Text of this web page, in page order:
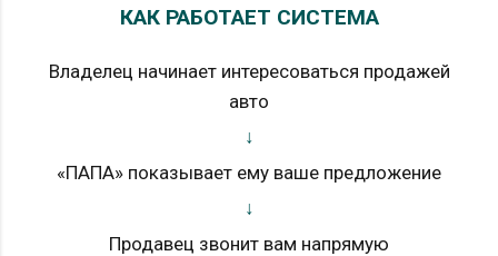
КАК РАБОТАЕТ СИСТЕМА
Владелец начинает интересоваться продажей
авто
↓
«ПАПА» показывает ему ваше предложение
↓
Продавец звонит вам напрямую